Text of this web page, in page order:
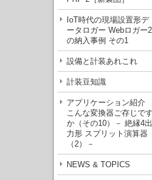
IoT時代の現場設置形デ
ータロガー Webロガー2
の納入事例 その1
設備と計装あれこれ
計装豆知識
アプリケーション紹介
こんな変換器ご存じです
か（その10）－ 絶縁4出
力形 スプリット演算器
（2）－
NEWS & TOPICS